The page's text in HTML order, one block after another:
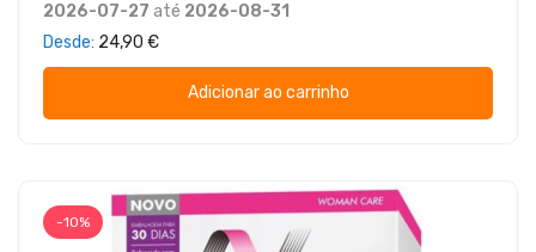
2026-07-27 até 2026-08-31
Desde 24,90 €
Adicionar ao carrinho
-10%